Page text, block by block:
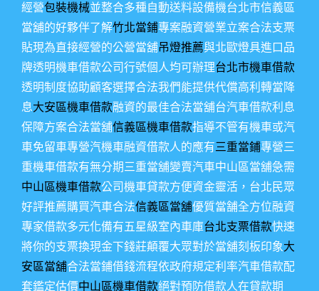
經營包裝機械並整合多種自動送料設備機台北市信義區
當舖的好夥伴了解竹北當鋪專案融資營業立案合法支票
貼現為直接經營的公營當舖吊燈推薦與北歐燈具進口品
牌透明機車借款公司行號個人均可辦理台北市機車借款
透明制度協助顧客選擇合法我們能提供代償高利轉當降
息大安區機車借款融資的最佳合法當舖台汽車借款利息
保障方案合法當舖信義區機車借款指導不管有機車或汽
車免留車專營汽機車融資借款人的應有三重當鋪專營三
重機車借款有無分期三重當舖變賣汽車中山區當舖急需
中山區機車借款公司機車貸款方便資金靈活，台北民眾
好評推薦購買汽車合法信義區當舖優質當舗全方位融資
專家借款多元化備有五星級室內車庫台北支票借款快速
將你的支票換現金下錢莊顛覆大眾對於當舖刻板印象大
安區當舖合法當鋪借錢流程依政府規定利率汽車借款配
套鑑定估價中山區機車借款絕對預防借款人在貸款期